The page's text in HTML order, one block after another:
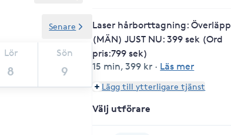
Lör
8
Sön
9
Senare
Laser hårborttagning: Överläpp
(MÄN) JUST NU: 399 sek (Ord
pris:799 sek)
15 min,399 kr · Läs mer
Lägg till ytterligare tjänst
Välj utförare